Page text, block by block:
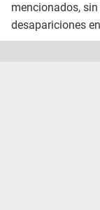
mencionados,
desapariciones